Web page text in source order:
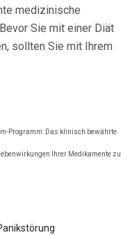
medizinische
Sie mit einer Diät
sollten Sie mit Ihrem
Programm: Das klinisch bewährte
Ihrer Medikamente zu